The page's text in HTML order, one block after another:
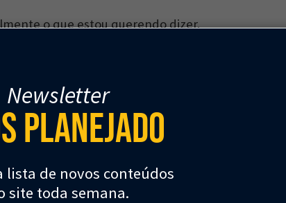
o que estou querendo dizer.
bastante é o Before I Die, da artista americana
casa abandonada em sua rua, ela decidiu propor
Newsletter
Planejado
lista de novos conteúdos
site toda semana.